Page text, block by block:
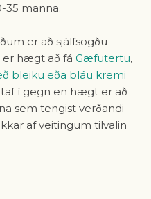
35 manna.
er að sjálfsögðu
er hægt að fá Gæfutertu,
bleiku eða bláu kremi
í gegn en hægt er að
sem tengist verðandi
af veitingum tilvalin